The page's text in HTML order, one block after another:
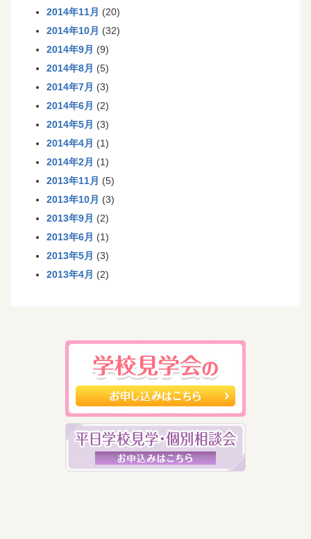
2014年11月 (20)
2014年10月 (32)
2014年9月 (9)
2014年8月 (5)
2014年7月 (3)
2014年6月 (2)
2014年5月 (3)
2014年4月 (1)
2014年2月 (1)
2013年11月 (5)
2013年10月 (3)
2013年9月 (2)
2013年6月 (1)
2013年5月 (3)
2013年4月 (2)